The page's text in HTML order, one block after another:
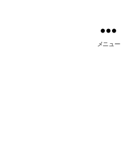
メニュー